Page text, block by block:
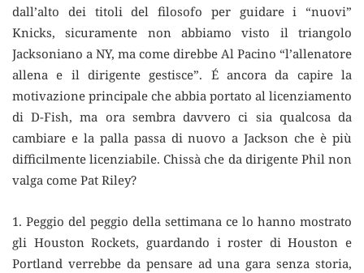
dall’alto dei titoli del filosofo per guidare i “nuovi”
Knicks, sicuramente non abbiamo visto il triangolo
Jacksoniano a NY, ma come direbbe Al Pacino “l’allenatore
allena e il dirigente gestisce”. É ancora da capire la
motivazione principale che abbia portato al licenziamento
di D-Fish, ma ora sembra davvero ci sia qualcosa da
cambiare e la palla passa di nuovo a Jackson che è più
difficilmente licenziabile. Chissà che da dirigente Phil non
valga come Pat Riley?
1. Peggio del peggio della settimana ce lo hanno mostrato
gli Houston Rockets, guardando i roster di Houston e
Portland verrebbe da pensare ad una gara senza storia,